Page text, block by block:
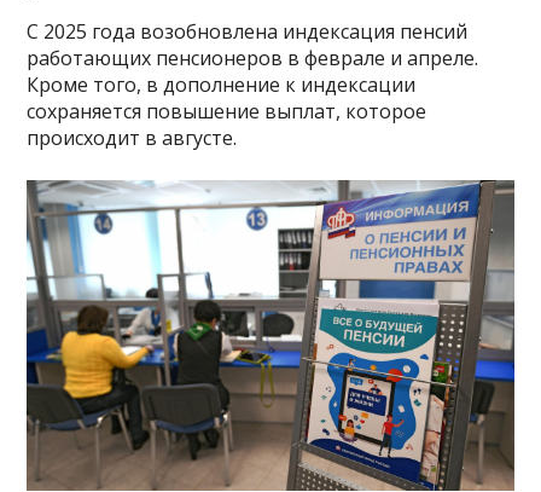
С 2025 года возобновлена индексация пенсий
работающих пенсионеров в феврале и апреле.
Кроме того, в дополнение к индексации
сохраняется повышение выплат, которое
происходит в августе.